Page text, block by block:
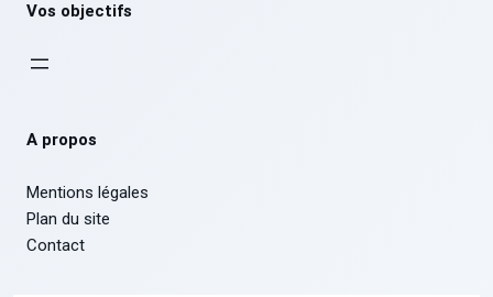
Vos objectifs
A propos
Mentions légales
Plan du site
Contact